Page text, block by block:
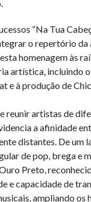
“Na Tua
o repertório
homenagem às
artística, incluindo
e à produção de
reunir artistas de
a afinidade
distantes. De um
de pop, brega e
Preto,
e capacidade de
ampliando os